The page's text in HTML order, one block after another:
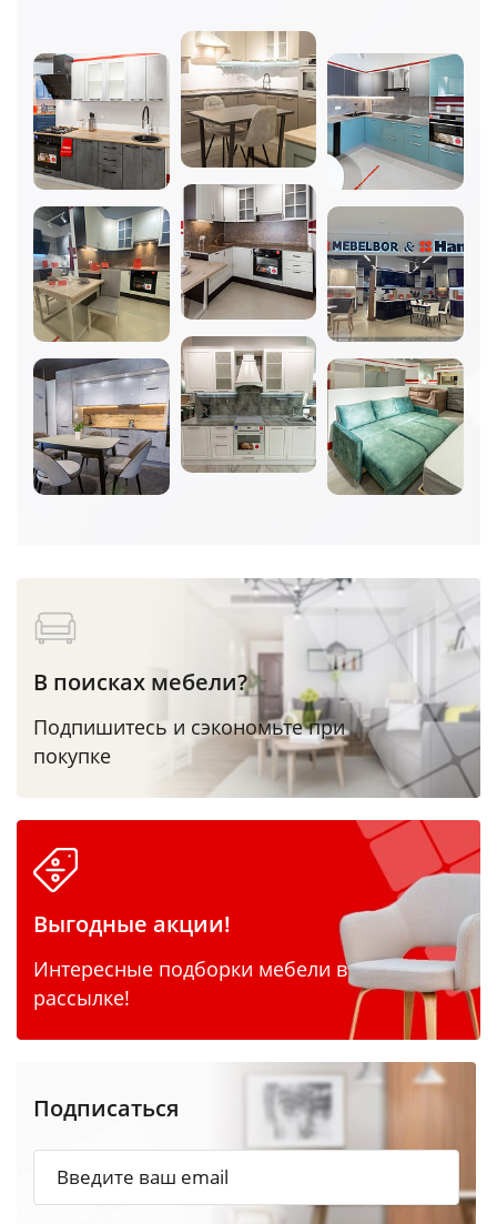
В поисках мебели?
Подпишитесь и сэкономьте при
покупке
Выгодные акции!
Интересные подборки мебели в
рассылке!
Подписаться